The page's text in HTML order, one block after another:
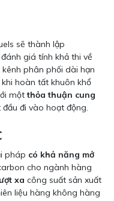
sẽ thành lập
giá tính khả thi về
phân phối dài hạn
hoàn tất khuôn khổ
mộtthỏa thuận cung
đi vào hoạt động.
pháp có khả năng mở
cho ngành hàng
xa công suất sản xuất
liệu hàng không hàng